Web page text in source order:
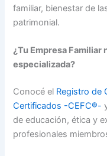
familiar, bienestar de
patrimonial.
¿Tu Empresa
especializada?
Conocé el Registro de
Certificados -CEFC®-
de educación, ética y
profesionales